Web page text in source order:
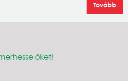
Tovább
őket!